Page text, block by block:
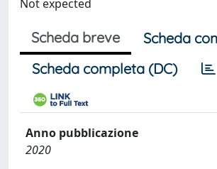
Not expected
Scheda breve
Scheda
Scheda completa (DC)
Anno pubblicazione
2020